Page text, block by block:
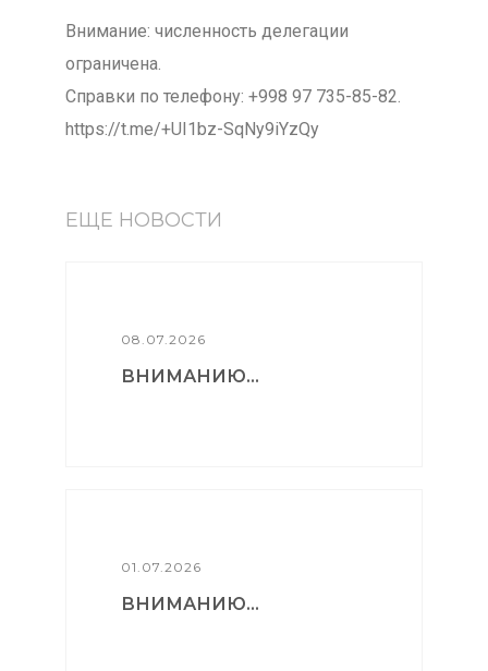
Внимание: численность делегации
ограничена.
Справки по телефону: +998 97 735-85-82.
https://t.me/+UI1bz-SqNy9iYzQy
ЕЩЕ НОВОСТИ
08.07.2026
ВНИМАНИЮ...
01.07.2026
ВНИМАНИЮ...